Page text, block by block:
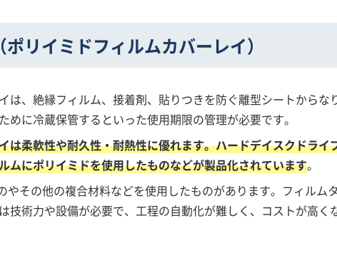
リイミドフィルムカバーレイ）
は、絶縁フィルム、接着剤、貼りつきを防ぐ離型シートから
めに冷蔵保管するといった使用期限の管理が必要です。
は柔軟性や耐久性・耐熱性に優れます。ハードデイスクドラ
ムにポリイミドを使用したものなどが製品化されています。
やその他の複合材料などを使用したものがあります。フィルム
技術力や設備が必要で、工程の自動化が難しく、コストが高く